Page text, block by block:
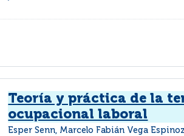
Teoría y práctica de la
ocupacional laboral
Esper Senn, Marcelo Fabián Vega